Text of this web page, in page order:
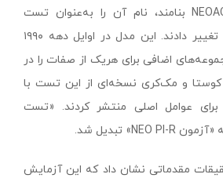
به‌جای اینکه آن را NEOAC بنامند، نام آن را به‌عنوان تست
شخصیت‌شناسی NEO تغییر دادند. این مدل در اوایل دهه ۱۹۹۰
اضافی برای هریک از صفات را در
گیرد. تا سال ۱۹۹۲، کوستا و مک‌کری نسخه‌ای از این تست با
برای عوامل اصلی منتشر کردند. «تست
دهه ۱۹۹۰، تحقیقات مقدماتی نشان داد که این آزمایش